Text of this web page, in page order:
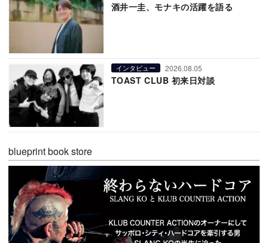
酒井一圭、モナキの活躍を語る
インタビュー 2026.08.05
TOAST CLUB 初来日対談
blueprint book store